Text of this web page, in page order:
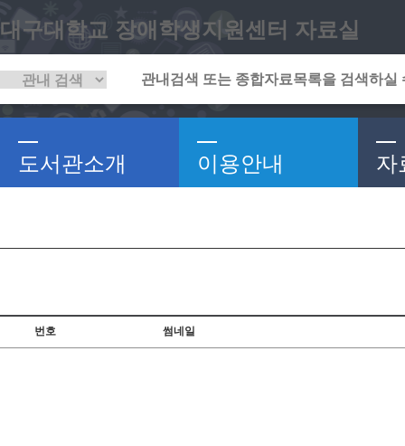
대구대학교 장애학생지원센터 자료실
도서관소개 이용안내 자
번호 썸네일